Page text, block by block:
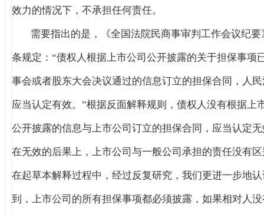
效力的情况下，不承担任何责任。
需要指出的是，《全国法院民商事审判工作会议纪要
条规定：“债权人根据上市公司公开披露的关于担保事项
事会或者股东大会决议通过的信息订立的担保合同，人
应当认定有效。”根据反面解释规则，债权人没有根据上
公开披露的信息与上市公司订立的担保合同，应当认定
在无效的后果上，上市公司与一般公司承担的责任没有
在起草本解释过程中，经过反复研究，我们更进一步地认
到，上市公司的所有担保事项都必须披露，如果相对人